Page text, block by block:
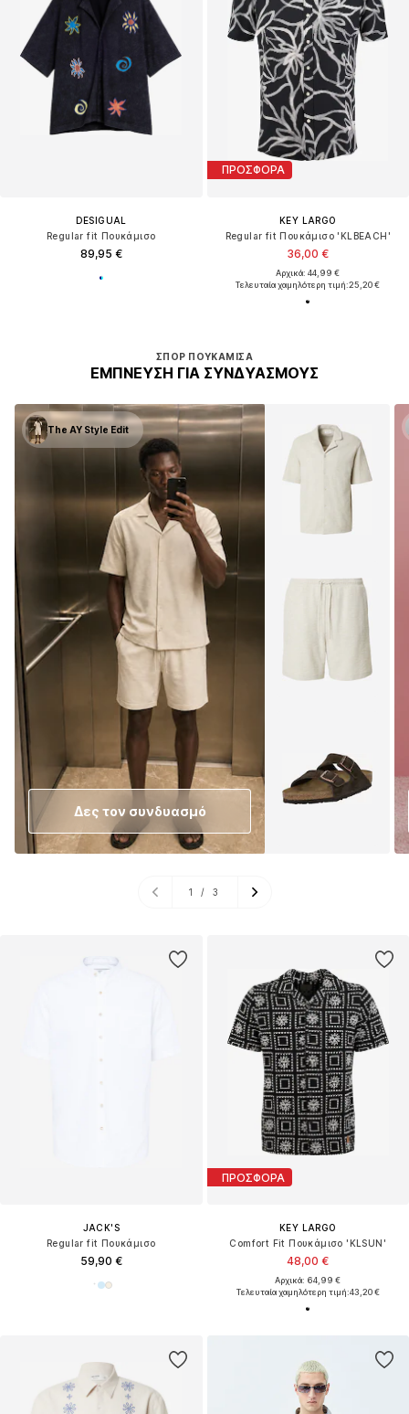
DESIGUAL
Regular fit Πουκάμισο
89,95 €
ΣΠΟΡ ΠΟΥΚΆΜΙΣΑ
ΈΜΠΝΕΥΣΗ ΓΙΑ ΣΥΝΔΥΑΣΜΟΎΣ
The AY Style Edit
Δες τον συνδυασμό
1 / 3
ΠΡΟΣΦΟΡΑ
KEY LARGO
Regular fit Πουκάμισο 'KLBEACH'
36,00 €
Αρχικά: 44,99 €
Τελευταία χαμηλότερη τιμή:25,20 €
JACK'S
Regular fit Πουκάμισο
59,90 €
ΠΡΟΣΦΟΡΑ
KEY LARGO
Comfort Fit Πουκάμισο 'KLSUN'
48,00 €
Αρχικά: 64,99 €
Τελευταία χαμηλότερη τιμή:43,20 €